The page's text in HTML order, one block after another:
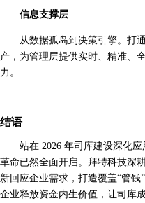
信息支撑层
从数据孤岛到决策引擎。打
产，为管理层提供实时、精准、
力。
结语
站在 2026 年司库建设深化
革命已然全面开启。拜特科技深
新回应企业需求，打造覆盖“管钱
企业释放资金内生价值，让司库